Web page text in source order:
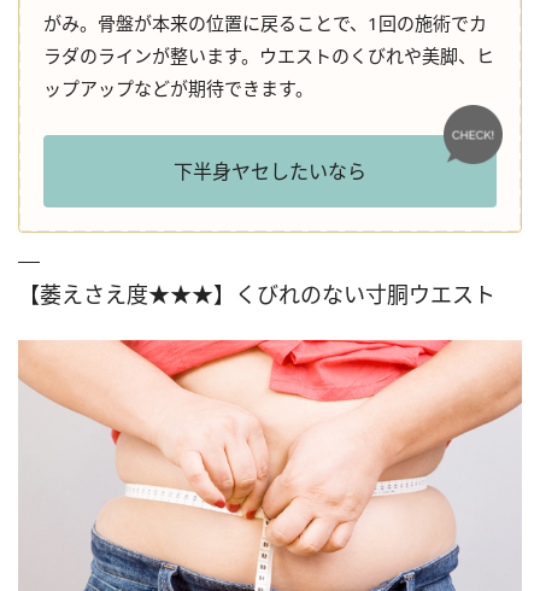
がみ。骨盤が本来の位置に戻ることで、1回の施術でカ
ラダのラインが整います。ウエストのくびれや美脚、ヒ
ップアップなどが期待できます。
下半身ヤセしたいなら
【萎えさえ度★★★】くびれのない寸胴ウエスト